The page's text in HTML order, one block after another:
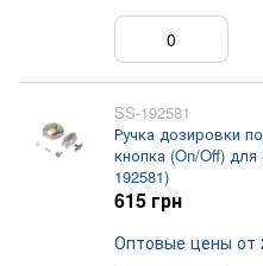
SS-192581
Ручка дозировки
кнопка (On/Off)
192581)
615 грн
Оптовые цены от